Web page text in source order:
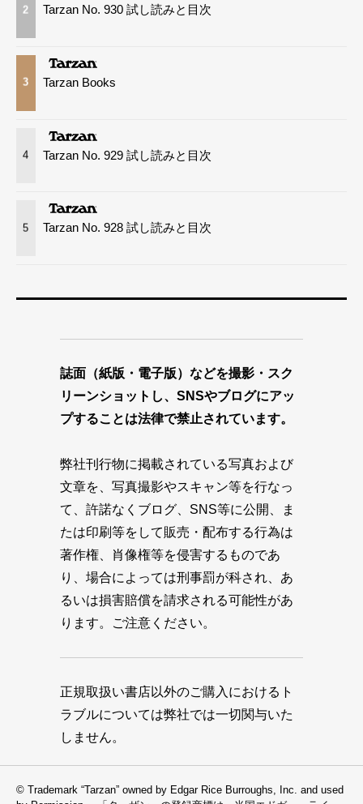
2 Tarzan No. 930 試し読みと目次
3 Tarzan Books
4 Tarzan No. 929 試し読みと目次
5 Tarzan No. 928 試し読みと目次
誌面（紙版・電子版）などを撮影・スク
リーンショットし、SNSやブログにアッ
プすることは法律で禁止されています。
弊社刊行物に掲載されている写真および
文章を、写真撮影やスキャン等を行なっ
て、許諾なくブログ、SNS等に公開、ま
たは印刷等をして販売・配布する行為は
著作権、肖像権等を侵害するものであ
り、場合によっては刑事罰が科され、あ
るいは損害賠償を請求される可能性があ
ります。ご注意ください。
正規取扱い書店以外のご購入におけるト
ラブルについては弊社では一切関与いた
しません。
© Trademark “Tarzan” owned by Edgar Rice Burroughs, Inc. and used